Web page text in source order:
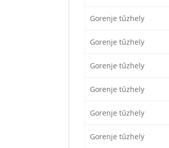
Gorenje tűzhely
Gorenje tűzhely
Gorenje tűzhely
Gorenje tűzhely
Gorenje tűzhely
Gorenje tűzhely